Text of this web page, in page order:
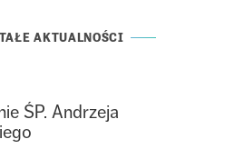
AKTUALNOŚCI
ŚP. Andrzeja